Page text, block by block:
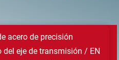
acero de precisión
del eje de transmisión / EN